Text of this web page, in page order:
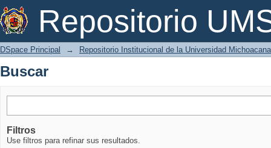
Repositorio
Buscar
DSpace Principal → Repositorio Institucional de la Universidad
Buscar
Filtros
Use filtros para refinar sus resultados.